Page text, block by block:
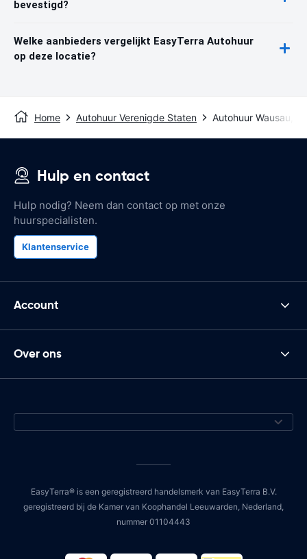
bevestigd?
Welke aanbieders vergelijkt EasyTerra Autohuur
op deze locatie?
Home Autohuur Verenigde Staten Autohuur Wausau, WI
Hulp en contact
Hulp nodig? Neem dan contact op met onze
huurspecialisten.
Klantenservice
Account
Over ons
EasyTerra® is een geregistreerd handelsmerk van EasyTerra B.V.
geregistreerd bij de Kamer van Koophandel Leeuwarden, Nederland,
nummer 01104443